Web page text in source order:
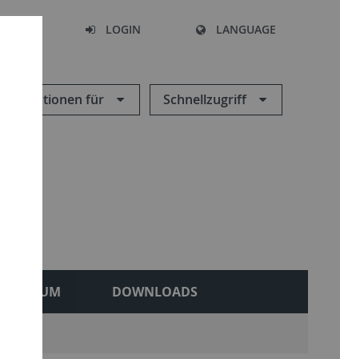
LOGIN LANGUAGE
Informationen für Schnellzugriff
MUSEUM DOWNLOADS